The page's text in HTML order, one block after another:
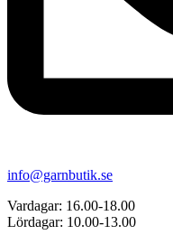
info@garnbutik.se
Vardagar: 16.00-18.00
Lördagar: 10.00-13.00